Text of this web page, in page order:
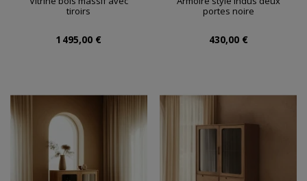
tiroirs
1 495,00 €
portes noire
430,00 €